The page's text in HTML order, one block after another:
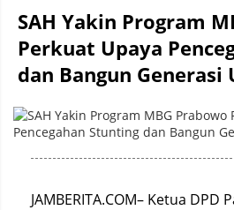
SAH Yakin Program
Perkuat Upaya
dan Bangun Generasi
JAMBERITA.COM– Ketua DPD